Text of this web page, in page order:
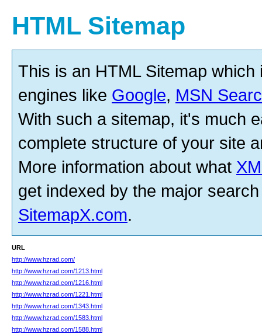
HTML Sitemap
This is an HTML Sitemap
engines like Google, MSN
With such a sitemap, it's much
complete structure of your site
More information about what
get indexed by the major
SitemapX.com.
URL
http://www.hzrad.com/
http://www.hzrad.com/1213.html
http://www.hzrad.com/1216.html
http://www.hzrad.com/1221.html
http://www.hzrad.com/1343.html
http://www.hzrad.com/1583.html
http://www.hzrad.com/1588.html